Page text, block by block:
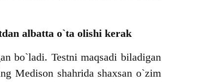
albatta o`ta olishi kerak
bo`ladi. Testni maqsadi biladigan
Medison shahrida shaxsan o`zim